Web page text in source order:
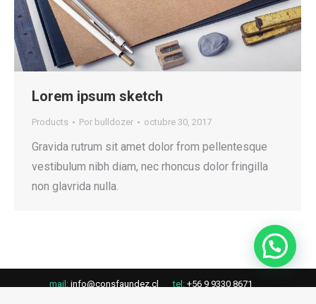
Lorem ipsum sketch
Products Por bulldozer octubre 30, 2017
Gravida rutrum sit amet dolor from pellentesque
vestibulum nibh diam, nec rhoncus dolor fringilla
non glavrida nulla.
mail: info@consfaundez.cl tel: +56 9 9330 8671